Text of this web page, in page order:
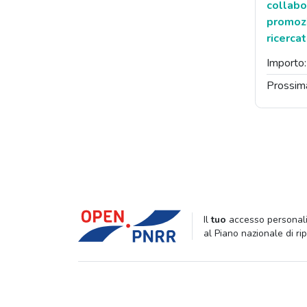
Importo:
Iltuo accesso
al Piano nazionale di